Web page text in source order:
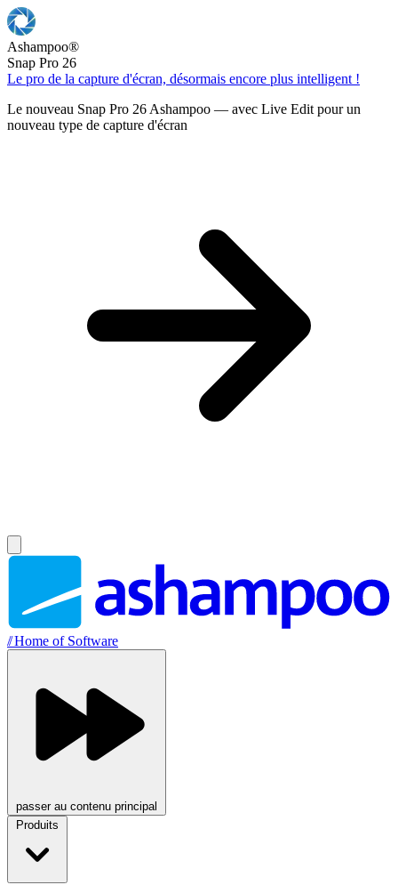
Ashampoo®
Snap Pro 26
Le pro de la capture d'écran, désormais encore plus intelligent !
Le nouveau Snap Pro 26 Ashampoo — avec Live Edit pour un
nouveau type de capture d'écran
//Home of Software
passer au contenu principal
Produits